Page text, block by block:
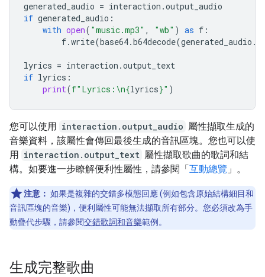
generated_audio = interaction .output_audio
if generated_audio :
with open( "music.mp3" , "wb" ) as f :
f.write(base64.b64decode(generated_audio .
lyrics = interaction .output_text
if lyrics :
print(f"Lyrics: \n{lyrics}" )
您可以使用 interaction.output_audio 屬性擷取生成的
音樂資料，該屬性會傳回最後生成的音訊區塊。您也可以使
用 interaction.output_text 屬性擷取歌曲的歌詞和結
構。如要進一步瞭解便利性屬性，請參閱「互動總覽 」。
注意： 如果是複雜的交錯多模態回應 (例如包含原始結構細目和
音訊區塊的音樂)，便利屬性可能無法擷取所有部分。您必須改為手
動疊代步驟，請參閱交錯歌詞和音樂範例。
生成完整歌曲